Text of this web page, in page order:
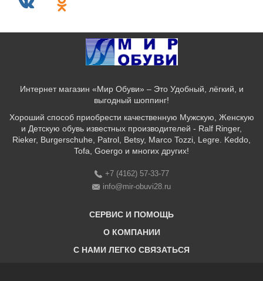
Интернет магазин «Мир Обуви» – Это Удобный, лёгкий, и
выгодный шоппинг!
Хороший способ приобрести качественную Мужскую, Женскую
и Детскую обувь известных производителей - Ralf Ringer,
Rieker, Burgerschuhe, Patrol, Betsy, Marco Tozzi, Legre. Keddo,
Tofa, Goergo и многих других!
+7 (4162) 57-33-77
info@mir-obuvi28.ru
СЕРВИС И ПОМОЩЬ
Бонусная программа
О КОМПАНИИ
C НАМИ ЛЕГКО СВЯЗАТЬСЯ